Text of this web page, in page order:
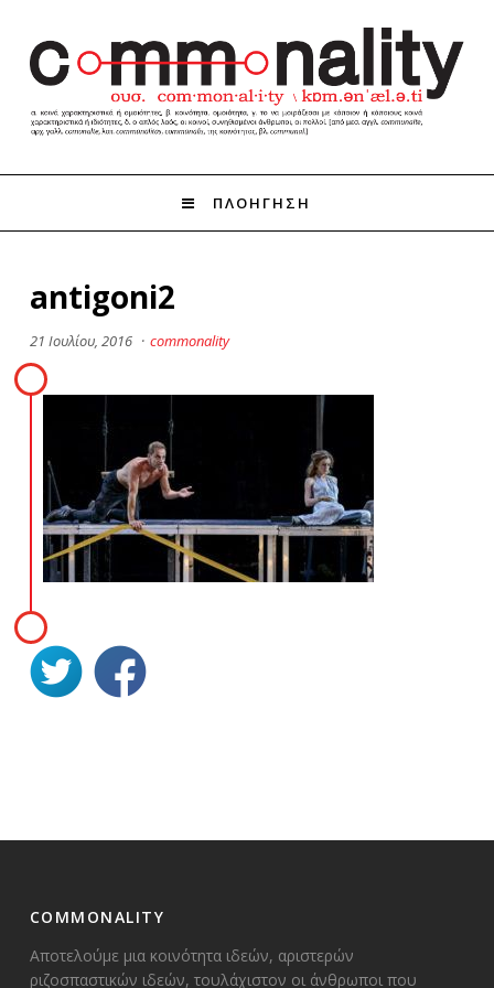
ΠΛΟΗΓΗΣΗ
antigoni2
21 Ιουλίου, 2016 · commonality
COMMONALITY
Αποτελούμε μια κοινότητα ιδεών, αριστερών
ριζοσπαστικών ιδεών, τουλάχιστον οι άνθρωποι που